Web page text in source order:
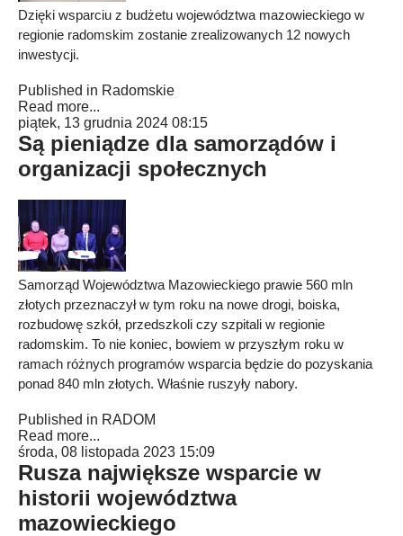
Dzięki wsparciu z budżetu województwa mazowieckiego w
regionie radomskim zostanie zrealizowanych 12 nowych
inwestycji.
Published in Radomskie
Read more...
piątek, 13 grudnia 2024 08:15
Są pieniądze dla samorządów i
organizacji społecznych
Samorząd Województwa Mazowieckiego prawie 560 mln
złotych przeznaczył w tym roku na nowe drogi, boiska,
rozbudowę szkół, przedszkoli czy szpitali w regionie
radomskim. To nie koniec, bowiem w przyszłym roku w
ramach różnych programów wsparcia będzie do pozyskania
ponad 840 mln złotych. Właśnie ruszyły nabory.
Published in RADOM
Read more...
środa, 08 listopada 2023 15:09
Rusza największe wsparcie w
historii województwa
mazowieckiego